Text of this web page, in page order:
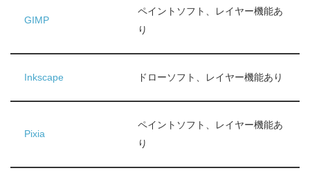
GIMP
ペイントソフト、レイヤー機能あ
り
Inkscape ドローソフト、レイヤー機能あり
Pixia
ペイントソフト、レイヤー機能あ
り